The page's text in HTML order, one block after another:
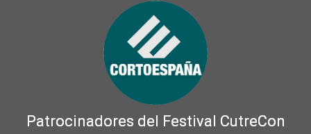
Patrocinadores del Festival CutreCon